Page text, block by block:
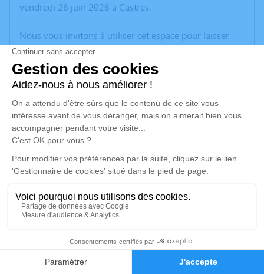
Faire-part Hommages
vendredi 26 juin 2026 à Castres.
Nous vous invitons à utiliser cet espace pour laisser
vos condoléances, partager des photos souvenirs, une
anecdote ou exprimer vos pensées à travers des
poèmes ou des textes. Cet endroit est un lieu
d'expression dédié à honorer la mémoire d’Adrienne
CORNAC.
Un service de plantation d’arbre hommage est
disponible ici.
Je rends hommage
Cérémonie religieuse
Église Notre Dame de la Paix de Sorèze
81540 Sorèze